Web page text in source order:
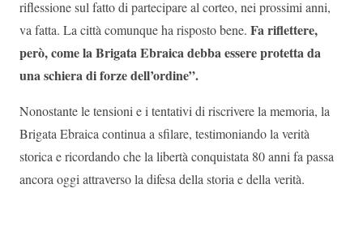
riflessione sul fatto di partecipare al corteo, nei prossimi anni,
va fatta. La città comunque ha risposto bene. Fa riflettere,
però, come la Brigata Ebraica debba essere protetta da
una schiera di forze dell’ordine”.
Nonostante le tensioni e i tentativi di riscrivere la memoria, la
Brigata Ebraica continua a sfilare, testimoniando la verità
storica e ricordando che la libertà conquistata 80 anni fa passa
ancora oggi attraverso la difesa della storia e della verità.